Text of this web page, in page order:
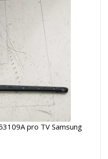
pro TV Samsung